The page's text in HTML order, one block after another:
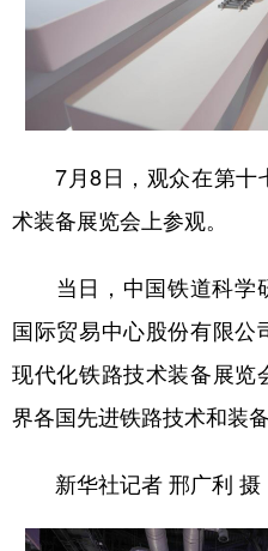
学术中国 乡村振兴
彩票 娱乐
公益
文化产业
地方频道
北京 天津
辽宁 吉林
浙江 安徽
7月8日，观众在第十
术装备展览会上参观。
当日，中国铁道科学
国际贸易中心股份有限
现代化铁路技术装备展
界各国先进铁路技术和装备
新华社记者 邢广利 摄